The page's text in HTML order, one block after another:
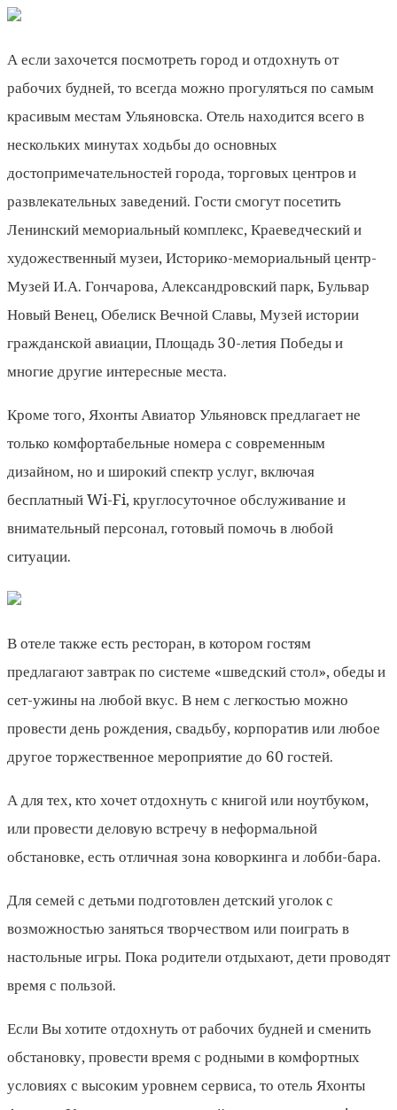
А если захочется посмотреть город и отдохнуть от
рабочих будней, то всегда можно прогуляться по самым
красивым местам Ульяновска. Отель находится всего в
нескольких минутах ходьбы до основных
достопримечательностей города, торговых центров и
развлекательных заведений. Гости смогут посетить
Ленинский мемориальный комплекс, Краеведческий и
художественный музеи, Историко-мемориальный центр-
Музей И.А. Гончарова, Александровский парк, Бульвар
Новый Венец, Обелиск Вечной Славы, Музей истории
гражданской авиации, Площадь 30-летия Победы и
многие другие интересные места.
Кроме того, Яхонты Авиатор Ульяновск предлагает не
только комфортабельные номера с современным
дизайном, но и широкий спектр услуг, включая
бесплатный Wi-Fi, круглосуточное обслуживание и
внимательный персонал, готовый помочь в любой
ситуации.
В отеле также есть ресторан, в котором гостям
предлагают завтрак по системе «шведский стол», обеды и
сет-ужины на любой вкус. В нем с легкостью можно
провести день рождения, свадьбу, корпоратив или любое
другое торжественное мероприятие до 60 гостей.
А для тех, кто хочет отдохнуть с книгой или ноутбуком,
или провести деловую встречу в неформальной
обстановке, есть отличная зона коворкинга и лобби-бара.
Для семей с детьми подготовлен детский уголок с
возможностью заняться творчеством или поиграть в
настольные игры. Пока родители отдыхают, дети проводят
время с пользой.
Если Вы хотите отдохнуть от рабочих будней и сменить
обстановку, провести время с родными в комфортных
условиях с высоким уровнем сервиса, то отель Яхонты